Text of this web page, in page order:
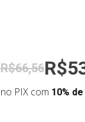
R$66,56
no PIX com 10%